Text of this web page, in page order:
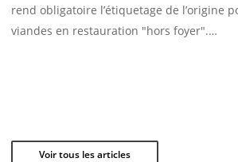
rend obligatoire l’étiquetage de l’origine
viandes en restauration "hors foyer".…
Voir tous les articles